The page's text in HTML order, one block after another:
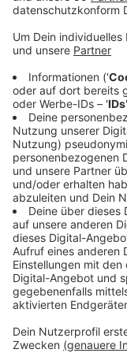
Mit dem
Personen
besonderer
einsetzen. Das
Leben sein oder
zum Thema
Gewinner in den
insgesamt ein
Interessierte
bewerben.
ausschließlich
2022 bis zum 31.
abgeschlossen
Teilnehmenden
sein, jedoch
Viersen verortet
Anzeige